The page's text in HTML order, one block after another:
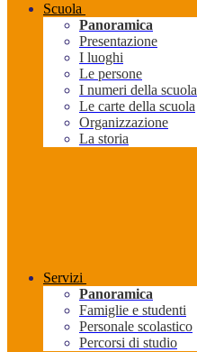
Scuola
Panoramica
Presentazione
I luoghi
Le persone
I numeri della scuola
Le carte della scuola
Organizzazione
La storia
Servizi
Panoramica
Famiglie e studenti
Personale scolastico
Percorsi di studio